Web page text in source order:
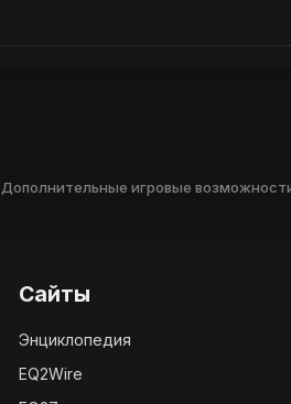
Дополнительные игровые
Сайты
Энциклопедия
EQ2Wire